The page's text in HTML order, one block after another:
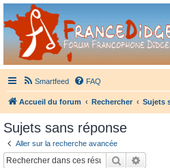
France Didgeridoo
Didgeridoo et Guimbarde sur France Didgeridoo -
Smartfeed FAQ
Accueil du forum Rechercher Sujets
Sujets sans réponse
Aller sur la recherche avancée
Rechercher